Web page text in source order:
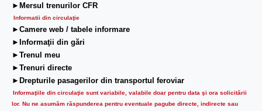
►Mersul trenurilor CFR
Informatii din circulaţie
►Camere web / tabele informare
►Informaţii din gări
►Trenul meu
►Trenuri directe
►Drepturile pasagerilor din transportul feroviar
Informaţiile din circulaţie sunt variabile, valabile doar pentru data şi ora solicitării
lor. Nu ne asumăm răspunderea pentru eventuale pagube directe, indirecte sau